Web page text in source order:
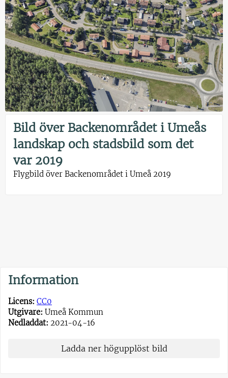
Bild över Backenområdet i Umeås
landskap och stadsbild som det
var 2019
Flygbild över Backenområdet i Umeå 2019
Information
Licens: CC0
Utgivare: Umeå Kommun
Nedladdat: 2021-04-16
Ladda ner högupplöst bild